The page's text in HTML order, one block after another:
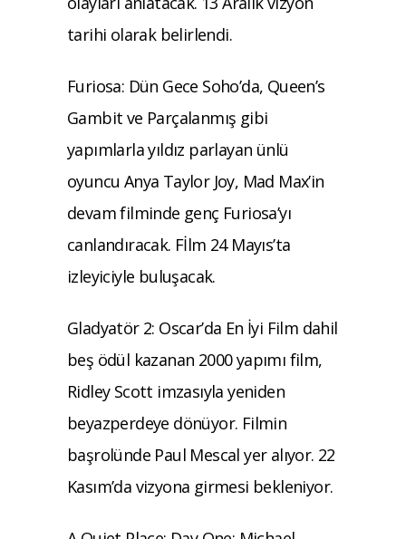
tarihi olarak belirlendi.
Furiosa: Dün Gece Soho’da, Queen’s
Gambit ve Parçalanmış gibi
yapımlarla yıldız parlayan ünlü
oyuncu Anya Taylor Joy, Mad Max’in
devam filminde genç Furiosa’yı
canlandıracak. Fİlm 24 Mayıs’ta
izleyiciyle buluşacak.
Gladyatör 2: Oscar’da En İyi Film dahil
beş ödül kazanan 2000 yapımı film,
Ridley Scott imzasıyla yeniden
beyazperdeye dönüyor. Filmin
başrolünde Paul Mescal yer alıyor. 22
Kasım’da vizyona girmesi bekleniyor.